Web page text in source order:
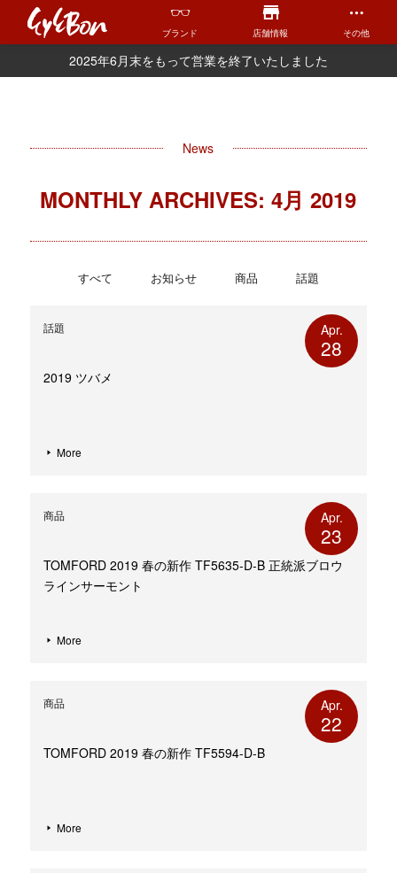
ブランド 店舗情報 その他
2025年6月末をもって営業を終了いたしました
News
MONTHLY ARCHIVES: 4月 2019
すべて お知らせ 商品 話題
話題
2019 ツバメ
Apr.
28
More
商品
TOMFORD 2019 春の新作 TF5635-D-B 正統派ブロウ
ラインサーモント
Apr.
23
More
商品
TOMFORD 2019 春の新作 TF5594-D-B
Apr.
22
More